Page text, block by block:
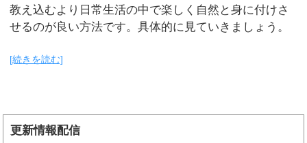
教え込むより日常生活の中で楽しく自然と身に付けさ
せるのが良い方法です。具体的に見ていきましょう。
[続きを読む]
更新情報配信